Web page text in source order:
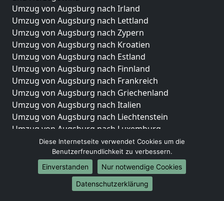
Umzug von Augsburg nach Irland
Umzug von Augsburg nach Lettland
Umzug von Augsburg nach Zypern
Umzug von Augsburg nach Kroatien
Umzug von Augsburg nach Estland
Umzug von Augsburg nach Finnland
Umzug von Augsburg nach Frankreich
Umzug von Augsburg nach Griechenland
Umzug von Augsburg nach Italien
Umzug von Augsburg nach Liechtenstein
Umzug von Augsburg nach Luxemburg
Umzug von Augsburg nach Niederlande
Umzug von Augsburg nach Norwegen
Umzüge-Deutschlandweit
Umzug von Augsburg nach Berlin
Diese Internetseite verwendet Cookies um die
Benutzerfreundlichkeit zu verbessern.
Einverstanden
Nur notwendige Cookies
Datenschutzerklärung